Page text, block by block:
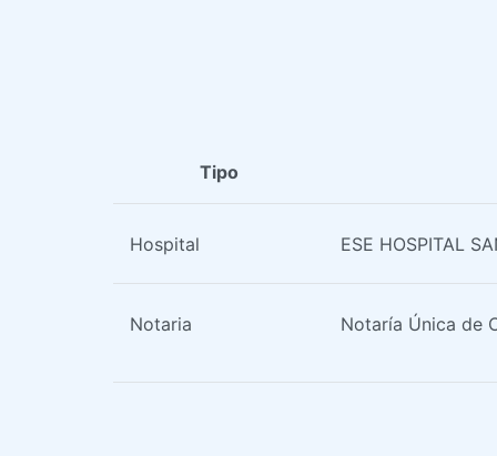
Tipo
Hospital ESE HOSPITAL
Notaria Notaría Única de